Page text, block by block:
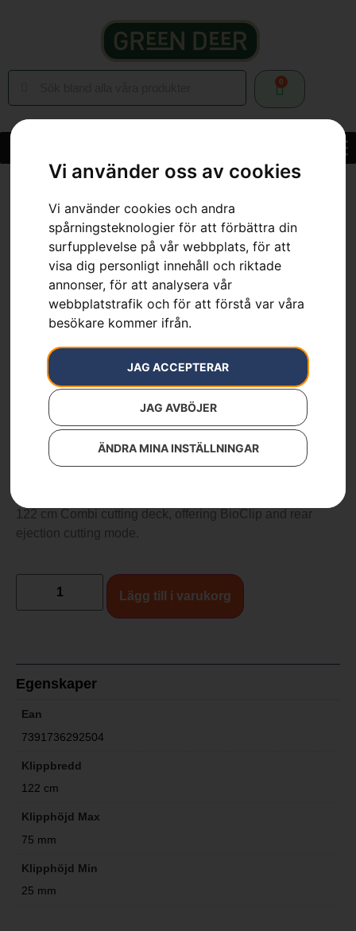
Vi använder oss av cookies
Vi använder cookies och andra
spårningsteknologier för att förbättra din
surfupplevelse på vår webbplats, för att
visa dig personligt innehåll och riktade
annonser, för att analysera vår
webbplatstrafik och för att förstå var våra
besökare kommer ifrån.
JAG ACCEPTERAR
JAG AVBÖJER
ÄNDRA MINA INSTÄLLNINGAR
0
»Webbutik»Trädgård »Åkgräsklippare » Tillbehör
Klippaggregat –
CombiClip® 122
Artikelnummer:
967649101
Kategorier:
,
32 900kr
CombiClip® 122 – R 400-serien från 2019
122 cm Combi cutting deck, offering BioClip and rear
ejection cutting mode.
Lägg till i varukorg
Egenskaper
Ean
7391736292504
Klippbredd
122 cm
Klipphöjd Max
75 mm
Klipphöjd Min
25 mm